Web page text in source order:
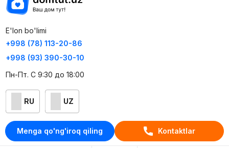
Menga qo'ng'iroq qiling Kontaktlar
E'lon bo'limi
+998 (78) 113-20-86
+998 (93) 390-30-10
Пн-Пт. С 9:30 до 18:00
RU UZ
Kontaktlar